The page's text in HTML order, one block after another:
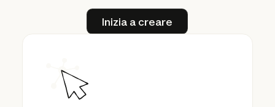
Inizia a creare
Inizia a creare